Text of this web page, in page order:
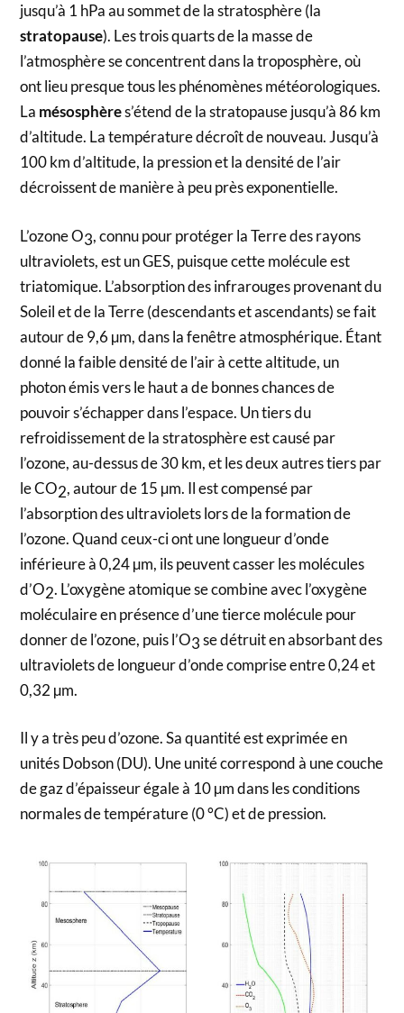
jusqu’à 1 hPa au sommet de la stratosphère (la
stratopause). Les trois quarts de la masse de
l’atmosphère se concentrent dans la troposphère, où
ont lieu presque tous les phénomènes météorologiques.
La mésosphères’étend de la stratopause jusqu’à 86 km
d’altitude. La température décroît de nouveau. Jusqu’à
100 km d’altitude, la pression et la densité de l’air
décroissent de manière à peu près exponentielle.
L’ozone O3, connu pour protéger la Terre des rayons
ultraviolets, est un GES, puisque cette molécule est
triatomique. L’absorption des infrarouges provenant du
Soleil et de la Terre (descendants et ascendants) se fait
autour de 9,6 µm, dans la fenêtre atmosphérique. Étant
donné la faible densité de l’air à cette altitude, un
photon émis vers le haut a de bonnes chances de
pouvoir s’échapper dans l’espace. Un tiers du
refroidissement de la stratosphère est causé par
l’ozone, au-dessus de 30 km, et les deux autres tiers par
le CO2, autour de 15 µm. Il est compensé par
l’absorption des ultraviolets lors de la formation de
l’ozone. Quand ceux-ci ont une longueur d’onde
inférieure à 0,24 µm, ils peuvent casser les molécules
d’O2. L’oxygène atomique se combine avec l’oxygène
moléculaire en présence d’une tierce molécule pour
donner de l’ozone, puis l’O3se détruit en absorbant des
ultraviolets de longueur d’onde comprise entre 0,24 et
0,32 µm.
Il y a très peu d’ozone. Sa quantité est exprimée en
unités Dobson (DU). Une unité correspond à une couche
de gaz d’épaisseur égale à 10 µm dans les conditions
normales de température (0 °C) et de pression.